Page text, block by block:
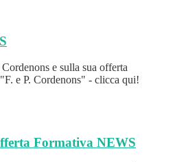
e sulla sua offerta
e P. Cordenons" - clicca qui!
Formativa NEWS